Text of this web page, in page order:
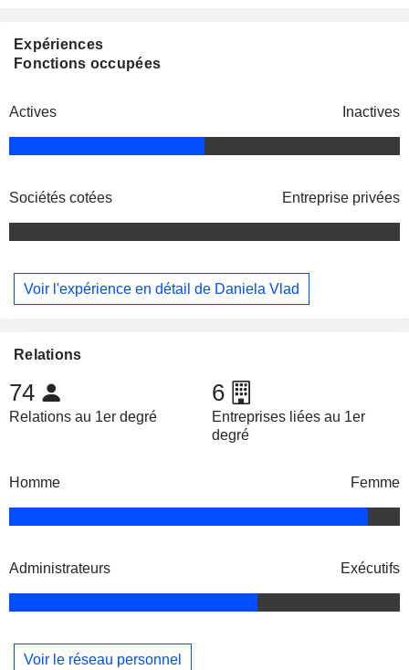
Expériences
Fonctions occupées
Actives Inactives
Sociétés cotées Entreprise privées
Voir l'expérience en détail de Daniela Vlad
Relations
74
Relations au 1er degré
6
Entreprises liées au 1er
degré
Homme Femme
Administrateurs Exécutifs
Voir le réseau personnel